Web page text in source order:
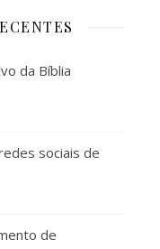
da Bíblia
sociais de
de